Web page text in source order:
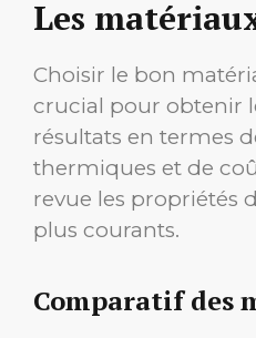
Les
Choisir le bon
crucial pour obtenir
résultats en termes
thermiques et de
revue les propriétés
plus courants.
Comparatif des